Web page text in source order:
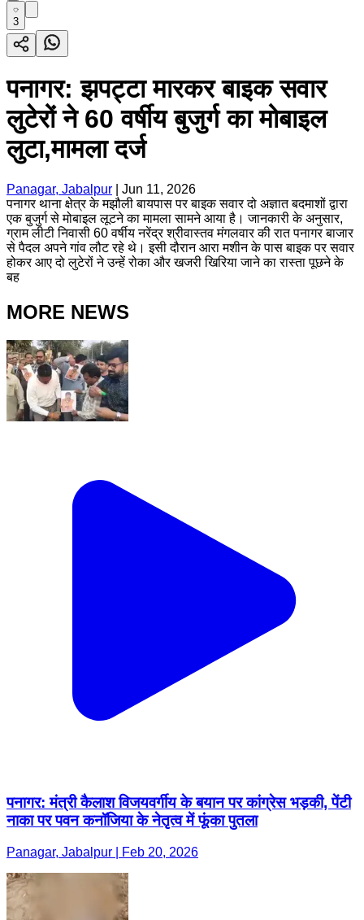
3
पनागर: झपट्टा मारकर बाइक सवार
लुटेरों ने 60 वर्षीय बुजुर्ग का मोबाइल
लुटा,मामला दर्ज
Panagar, Jabalpur
Jun 11, 2026
पनागर थाना क्षेत्र के मझौली बायपास पर बाइक सवार दो अज्ञात बदमाशों द्वारा
एक बुजुर्ग से मोबाइल लूटने का मामला सामने आया है। जानकारी के अनुसार,
ग्राम लीटी निवासी 60 वर्षीय नरेंद्र श्रीवास्तव मंगलवार की रात पनागर बाजार
से पैदल अपने गांव लौट रहे थे। इसी दौरान आरा मशीन के पास बाइक पर सवार
होकर आए दो लुटेरों ने उन्हें रोका और खजरी खिरिया जाने का रास्ता पूछने के
बह
MORE NEWS
पनागर: मंत्री कैलाश विजयवर्गीय के बयान पर कांग्रेस भड़की, पेंटी
नाका पर पवन कनॉजिया के नेतृत्व में फूंका पुतला
Panagar, Jabalpur | Feb 20, 2026